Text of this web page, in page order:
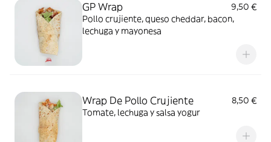
GP Wrap
9,50 €
Pollo crujiente, queso cheddar, bacon,
lechuga y mayonesa
Wrap De Pollo Crujiente
8,50 €
Tomate, lechuga y salsa yogur